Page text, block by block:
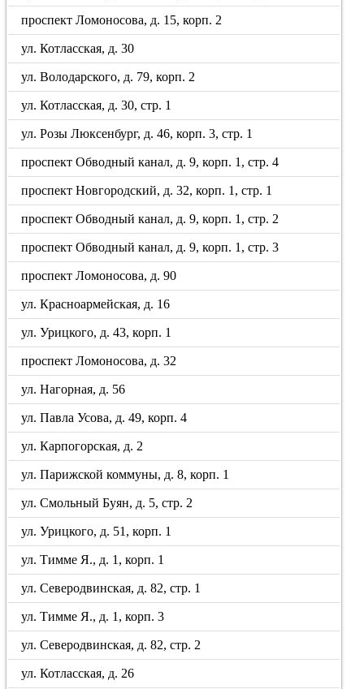
проспект Ломоносова, д. 15, корп. 2
ул. Котласская, д. 30
ул. Володарского, д. 79, корп. 2
ул. Котласская, д. 30, стр. 1
ул. Розы Люксенбург, д. 46, корп. 3, стр. 1
проспект Обводный канал, д. 9, корп. 1, стр. 4
проспект Новгородский, д. 32, корп. 1, стр. 1
проспект Обводный канал, д. 9, корп. 1, стр. 2
проспект Обводный канал, д. 9, корп. 1, стр. 3
проспект Ломоносова, д. 90
ул. Красноармейская, д. 16
ул. Урицкого, д. 43, корп. 1
проспект Ломоносова, д. 32
ул. Нагорная, д. 56
ул. Павла Усова, д. 49, корп. 4
ул. Карпогорская, д. 2
ул. Парижской коммуны, д. 8, корп. 1
ул. Смольный Буян, д. 5, стр. 2
ул. Урицкого, д. 51, корп. 1
ул. Тимме Я., д. 1, корп. 1
ул. Северодвинская, д. 82, стр. 1
ул. Тимме Я., д. 1, корп. 3
ул. Северодвинская, д. 82, стр. 2
ул. Котласская, д. 26